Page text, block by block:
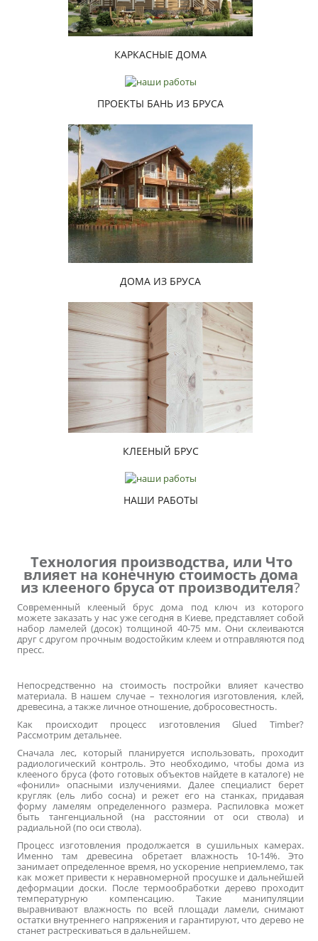
КАРКАСНЫЕ ДОМА
ПРОЕКТЫ БАНЬ ИЗ БРУСА
ДОМА ИЗ БРУСА
КЛЕЕНЫЙ БРУС
НАШИ РАБОТЫ
Технология производства, или Что
влияет на конечную стоимость дома
из клееного бруса от производителя?
Современный клееный брус дома под ключ из которого
можете заказать у нас уже сегодня в Киеве, представляет собой
набор ламелей (досок) толщиной 40-75 мм. Они склеиваются
друг с другом прочным водостойким клеем и отправляются под
пресс.
Непосредственно на стоимость постройки влияет качество
материала. В нашем случае – технология изготовления, клей,
древесина, а также личное отношение, добросовестность.
Как происходит процесс изготовления Glued Timber?
Рассмотрим детальнее.
Сначала лес, который планируется использовать, проходит
радиологический контроль. Это необходимо, чтобыдома из
клееного бруса (фото готовых объектов найдете в каталоге) не
«фонили» опасными излучениями. Далее специалист берет
кругляк (ель либо сосна) и режет его на станках, придавая
форму ламелям определенного размера. Распиловка может
быть тангенциальной (на расстоянии от оси ствола) и
радиальной (по оси ствола).
Процесс изготовления продолжается в сушильных камерах.
Именно там древесина обретает влажность 10-14%. Это
занимает определенное время, но ускорение неприемлемо, так
как может привести к неравномерной просушке и дальнейшей
деформации доски. После термообработки дерево проходит
температурную компенсацию. Такие манипуляции
выравнивают влажность по всей площади ламели, снимают
остатки внутреннего напряжения и гарантируют, что дерево не
станет растрескиваться в дальнейшем.